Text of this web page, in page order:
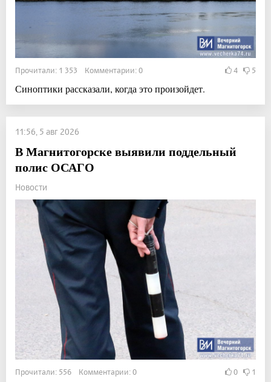
Прочитали: 1 353 Комментарии: 0 4 5
Синоптики рассказали, когда это произойдет.
11:56, 5 авг 2026
В Магнитогорске выявили поддельный
полис ОСАГО
Новости
Прочитали: 556 Комментарии: 0 0 1